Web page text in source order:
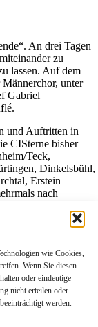
wie Cookies,
Wenn Sie diesen
oder eindeutige
nicht erteilen oder
werden.
An drei Tagen
zu
lassen. Auf dem
unter
Gabriel
und Auftritten in
CISterne bisher
Teck,
Dinkelsbühl,
Erstein
nach